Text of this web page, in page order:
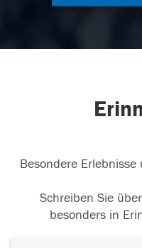
Besondere
Schreiben Sie
besonders in